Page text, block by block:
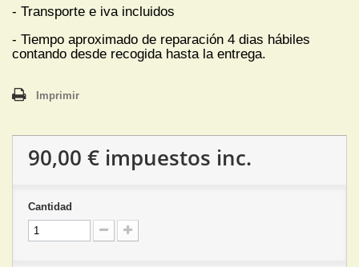
- Transporte e iva incluidos
- Tiempo aproximado de reparación 4 dias hábiles
contando desde recogida hasta la entrega.
Imprimir
90,00 € impuestos inc.
Cantidad